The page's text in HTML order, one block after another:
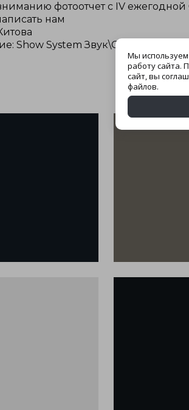
фотоотчет с IV
нам
Show System
Мы
работу сайта.
сайт, вы
файлов.